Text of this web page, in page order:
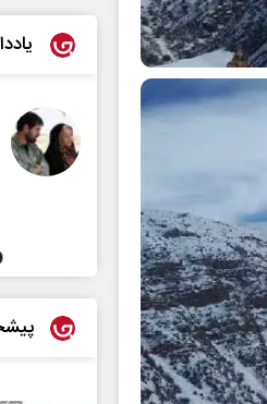
حکایت یک تاریخ و دو زندگی
نرگس خانعلی‌زاده - روزنامه‌نگار